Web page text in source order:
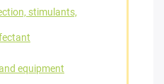
stimulants,
equipment